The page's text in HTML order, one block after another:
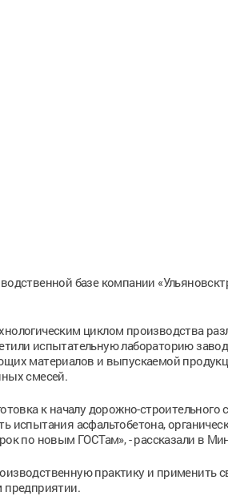
базе компании
циклом производства
испытательную лабораторию
материалов и выпускаемой
смесей.
к началу дорожно-
испытания асфальтобетона,
по новым ГОСТам», - рассказали в
практику и применить
предприятии.